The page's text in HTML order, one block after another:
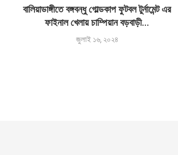
বালিয়াডাঙ্গীতে বঙ্গবন্ধু গোল্ডকাপ ফুটবল টুর্নামেন্ট এর
ফাইনাল খেলায় চাম্পিয়ান বড়বাড়ী...
জুলাই ১৬, ২০২৪